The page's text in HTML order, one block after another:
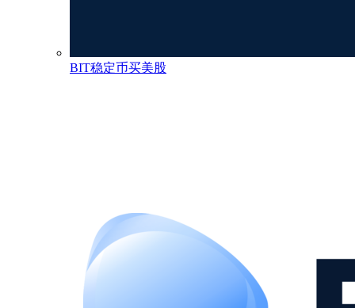
BIT稳定币买美股